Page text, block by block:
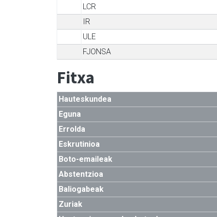
LCR
IR
ULE
FJONSA
Fitxa
Hauteskundea
Eguna
Errolda
Eskrutinioa
Boto-emaileak
Abstentzioa
Baliogabeak
Zuriak